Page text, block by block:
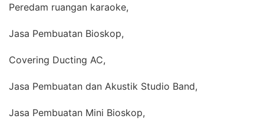
Peredam ruangan karaoke,
Jasa Pembuatan Bioskop,
Covering Ducting AC,
Jasa Pembuatan dan Akustik Studio Band,
Jasa Pembuatan Mini Bioskop,